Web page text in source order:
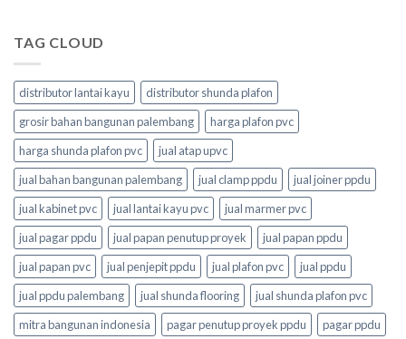
TAG CLOUD
distributor lantai kayu
distributor shunda plafon
grosir bahan bangunan palembang
harga plafon pvc
harga shunda plafon pvc
jual atap upvc
jual bahan bangunan palembang
jual clamp ppdu
jual joiner ppdu
jual kabinet pvc
jual lantai kayu pvc
jual marmer pvc
jual pagar ppdu
jual papan penutup proyek
jual papan ppdu
jual papan pvc
jual penjepit ppdu jual plafon pvc
jual ppdu
jual ppdu palembang
jual shunda flooring
jual shunda plafon pvc
mitra bangunan indonesia
pagar penutup proyek ppdu
pagar ppdu